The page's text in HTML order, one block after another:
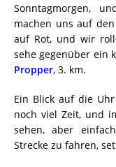
Sonntagmorgen,
machen uns auf
auf Rot, und wir
sehe gegenüber ein
Propper, 3. km.
Ein Blick auf die
noch viel Zeit, und
sehen, aber
Strecke zu fahren,